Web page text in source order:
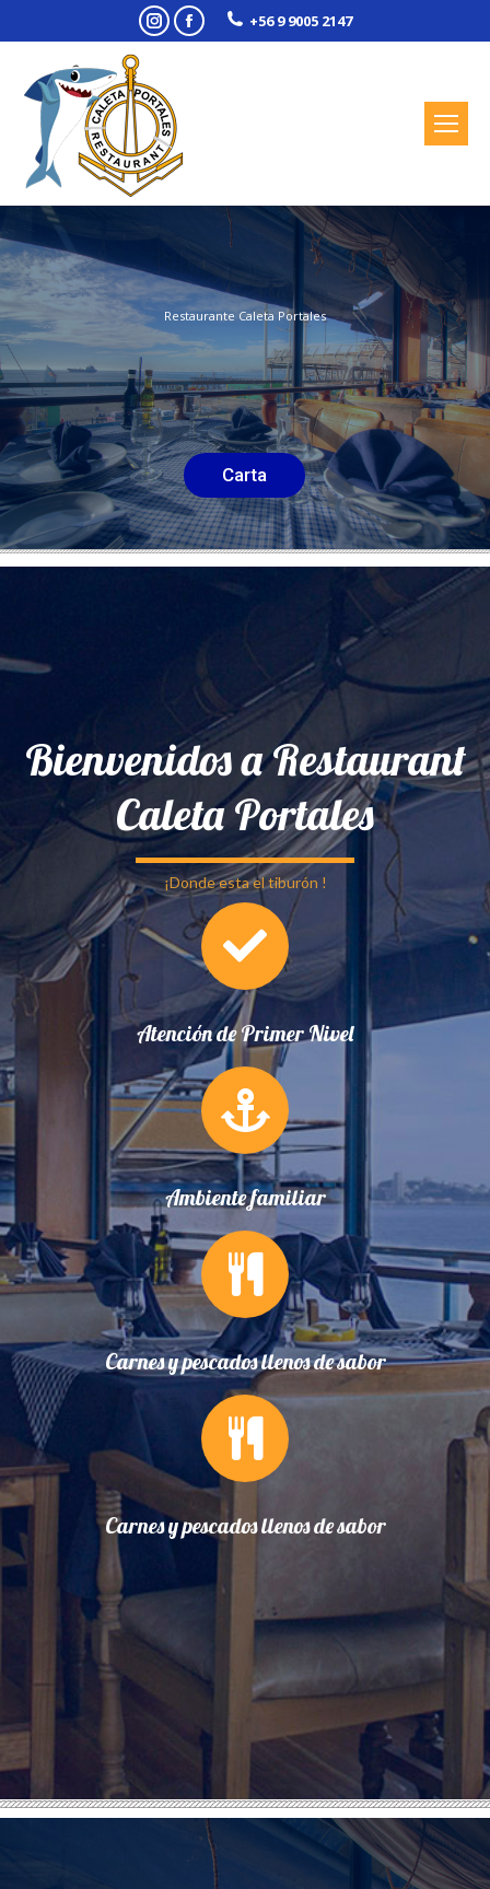
InstagramFacebook+56 9 9005 2147
Carta
Restaurante Caleta Portales
Bienvenidos a Restaurant
Caleta Portales
¡Donde esta el tiburón !
Atención de Primer Nivel
Ambiente familiar
Carnes y pescados llenos de sabor
Carnes y pescados llenos de sabor